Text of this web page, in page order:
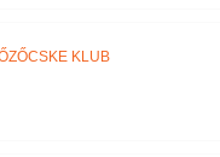
KLUB